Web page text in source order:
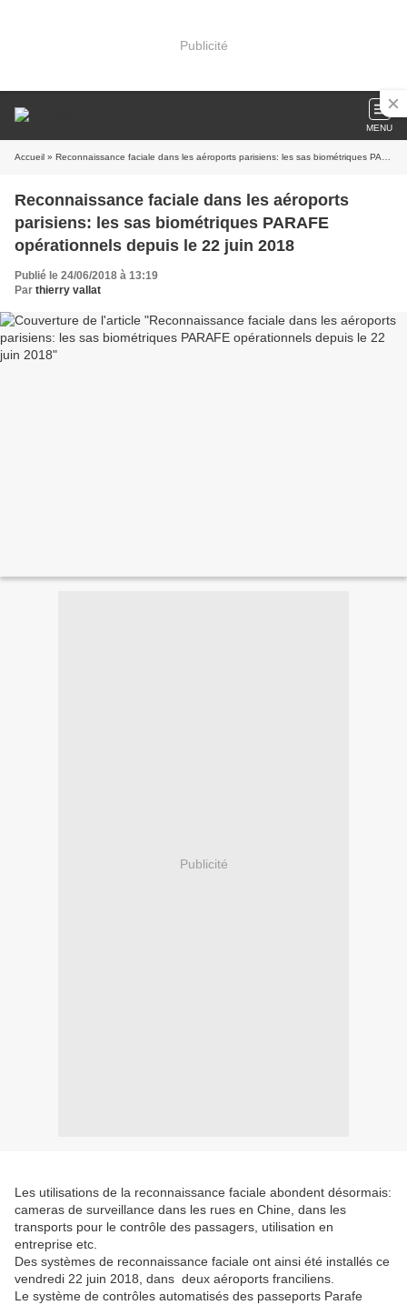
Publicité
MENU
Accueil » Reconnaissance faciale dans les aéroports parisiens: les sas biométriques PARAFE opérationnels depuis le 22 juin 2018
Reconnaissance faciale dans les aéroports
parisiens: les sas biométriques PARAFE
opérationnels depuis le 22 juin 2018
Publié le 24/06/2018 à 13:19
Par thierry vallat
Publicité
Les utilisations de la reconnaissance faciale abondent désormais:
cameras de surveillance dans les rues en Chine, dans les
transports pour le contrôle des passagers, utilisation en
entreprise etc.
Des systèmes de reconnaissance faciale ont ainsi été installés ce
vendredi 22 juin 2018, dans deux aéroports franciliens.
Le système de contrôles automatisés des passeports Parafe